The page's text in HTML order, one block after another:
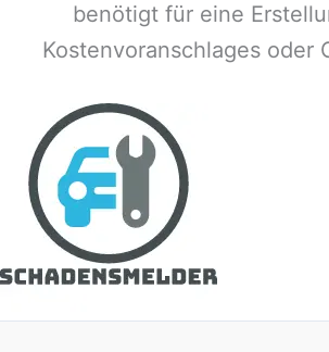
benötigt für eine
Kostenvoranschlages oder